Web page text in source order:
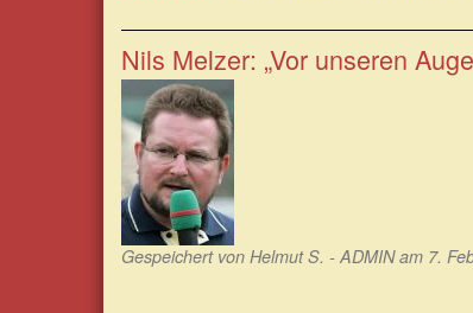
Assange:
Der
gefährlichste
Mann
der
Welt
Nils Melzer: „Vor unseren
Gespeichert von Helmut S. - ADMINam 7.